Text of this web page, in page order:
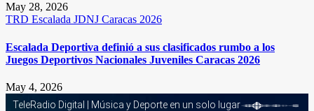
May 28, 2026
TRD Escalada JDNJ Caracas 2026
Escalada Deportiva definió a sus clasificados rumbo a los
Juegos Deportivos Nacionales Juveniles Caracas 2026
May 4, 2026